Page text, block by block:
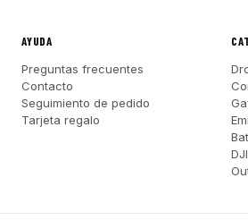
AYUDA
Preguntas frecuentes
Contacto
Seguimiento de pedido
Tarjeta regalo
DJI